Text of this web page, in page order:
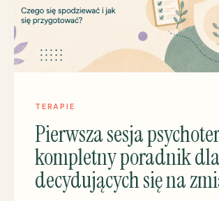
TERAPIE
Pierwsza sesja
kompletny poradnik
decydujących się na